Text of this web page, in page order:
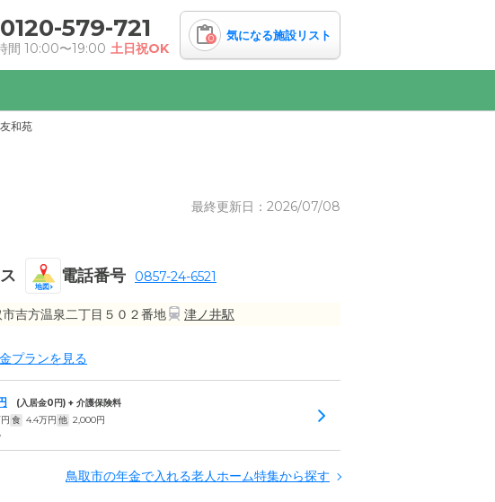
0120-579-721
間 10:00〜19:00 土日祝OK
0 気になる施設リスト
和苑
最終更新日：2026/07/08
地図
電話番号 0857-24-6521
吉方温泉二丁目５０２番地 津ノ井駅
プランを見る
(入居金0円) + 介護保険料
食 4.4万円 他 2,000円
鳥取市の年金で入れる老人ホーム特集から探す